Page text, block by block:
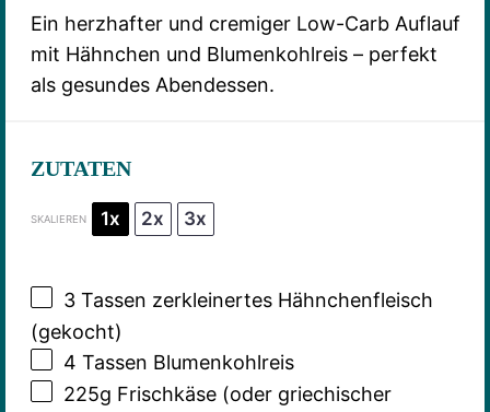
Ein herzhafter und cremiger Low-Carb Auflauf
mit Hähnchen und Blumenkohlreis – perfekt
als gesundes Abendessen.
ZUTATEN
SKALIEREN 1x 2x 3x
3Tassen zerkleinertes Hähnchenfleisch
(gekocht)
4 Tassen Blumenkohlreis
225g Frischkäse (oder griechischer